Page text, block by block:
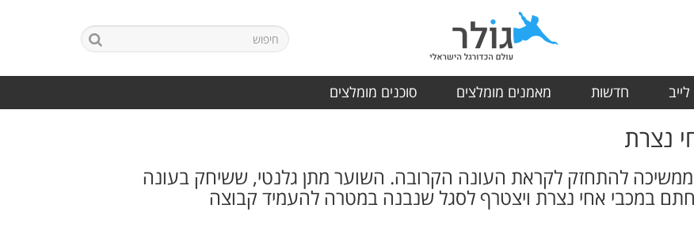
חדשות מאמנים מומלצים סוכנים מומלצים
נצרת
להתחזק לקראת העונה הקרובה. השוער מתן גלנטי, ששיחק בעונה
במכבי אחי נצרת ויצטרף לסגל שנבנה במטרה להעמיד קבוצה